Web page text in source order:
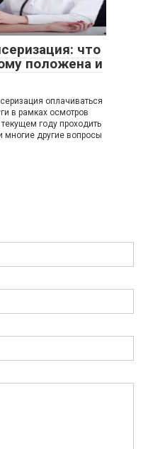
что
положена и
оплачиваться
в рамках осмотров
году проходить
многие другие вопросы